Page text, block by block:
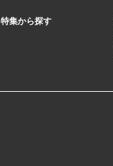
特集から探す